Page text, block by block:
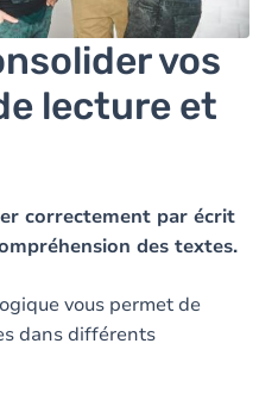
vos
lecture et
correctement par écrit
des textes.
vous permet de
dans différents